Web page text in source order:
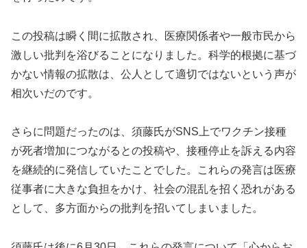
この投稿は瞬く間に拡散され、医療関係者や一般市民から
激しい批判を浴びることになりました。科学的根拠に基づ
かない情報の拡散は、公人として適切ではないという声が
相次いだのです。
さらに問題だったのは、須藤氏がSNS上でワクチン接種
が死者増加につながるとの投稿や、接種停止を訴える内容
を継続的に発信していたことでした。これらの発言は医療
従事者に大きな負担をかけ、社会の混乱を招く恐れがある
として、多方面からの批判を招いてしまいました。